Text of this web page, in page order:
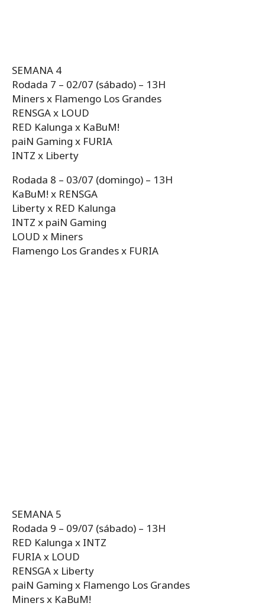
SEMANA 4
Rodada 7 – 02/07 (sábado) – 13H
Miners x Flamengo Los Grandes
RENSGA x LOUD
RED Kalunga x KaBuM!
paiN Gaming x FURIA
INTZ x Liberty
Rodada 8 – 03/07 (domingo) – 13H
KaBuM! x RENSGA
Liberty x RED Kalunga
INTZ x paiN Gaming
LOUD x Miners
Flamengo Los Grandes x FURIA
SEMANA 5
Rodada 9 – 09/07 (sábado) – 13H
RED Kalunga x INTZ
FURIA x LOUD
RENSGA x Liberty
paiN Gaming x Flamengo Los Grandes
Miners x KaBuM!